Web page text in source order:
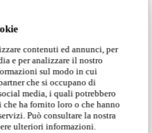
contenuti ed annunci, per
e per analizzare il nostro
sul modo in cui
che si occupano di
media, i quali potrebbero
ha fornito loro o che hanno
Può consultare la nostra
ulteriori informazioni.